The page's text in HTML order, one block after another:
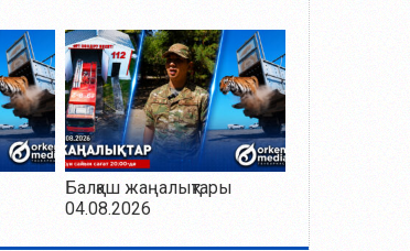
Балқаш жаңалықтары
04.08.2026